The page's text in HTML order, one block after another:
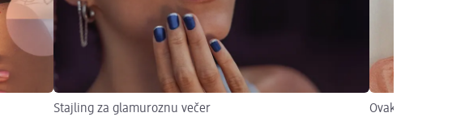
Stajling za glamuroznu večer Ovako će